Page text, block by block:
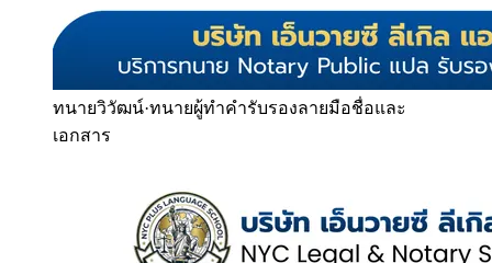
ทนายวิวัฒน์·ทนายผู้ทำคำรับรองลายมือชื่อและ
เอกสาร